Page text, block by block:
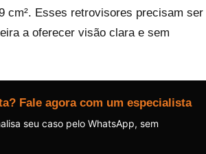
cm². Esses retrovisores precisam ser
a oferecer visão clara e sem
Fale agora com um especialista
seu caso pelo WhatsApp, sem